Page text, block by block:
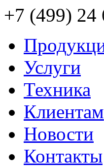
+7 (499) 24
Услуги
Техника
Клиентам
Новости
Контакты